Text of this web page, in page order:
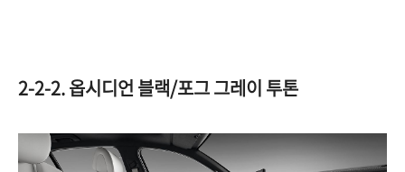
2-2-2. 옵시디언 블랙/포그 그레이 투톤